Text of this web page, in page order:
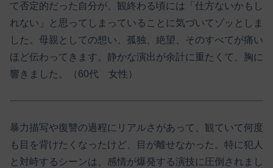
て否定的だった自分が、観終わる頃には「仕方ないかもし
れない」と思ってしまっていることに気づいてゾッとしま
した。母親としての想い、孤独、絶望、そのすべてが痛い
ほど伝わってきます。静かな演出が余計に重たくて、胸に
響きました。（60代 女性）
暴力描写や復讐の過程にリアルさがあって、観ていて何度
も目を背けたくなったけど、目が離せなかった。特に犯人
と対峙するシーンは、感情が爆発する演技に圧倒されまし